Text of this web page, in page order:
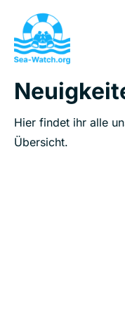
Hier findet ihr alle
Übersicht.